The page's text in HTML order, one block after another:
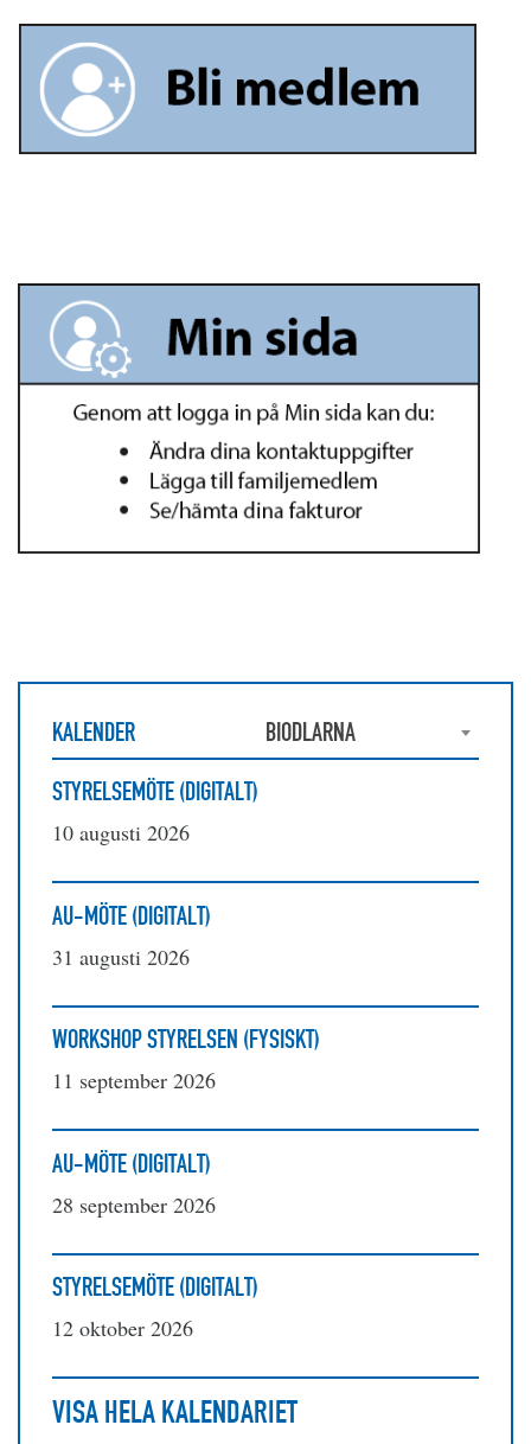
KALENDER
BIODLARNA
STYRELSEMÖTE (DIGITALT)
10 augusti 2026
AU-MÖTE (DIGITALT)
31 augusti 2026
WORKSHOP STYRELSEN (FYSISKT)
11 september 2026
AU-MÖTE (DIGITALT)
28 september 2026
STYRELSEMÖTE (DIGITALT)
12 oktober 2026
VISA HELA KALENDARIET